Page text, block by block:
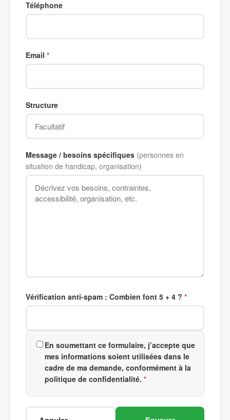
Téléphone
Email
Structure
Message / besoins spécifiques (personnes en
situation de handicap, organisation)
Vérification anti-spam : Combien font 5 + 4 ?
En soumettant ce formulaire, j’accepte que
mes informations soient utilisées dans le
cadre de ma demande, conformément à la
politique de confidentialité.